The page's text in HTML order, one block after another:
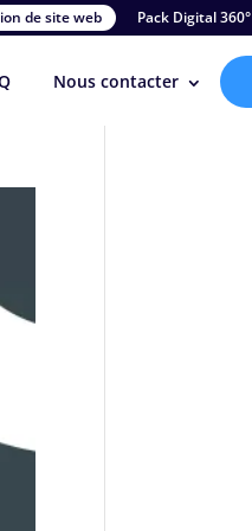
de site web Pack Digital 360°
Nous contacter